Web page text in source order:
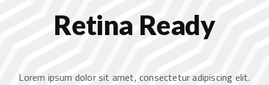
Retina Ready
Lorem ipsum dolor sit amet, consectetur adipiscing elit.